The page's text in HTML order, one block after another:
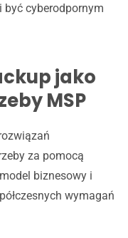
być cyberodpornym
jako
MSP
za pomocą
biznesowy i
wymagań